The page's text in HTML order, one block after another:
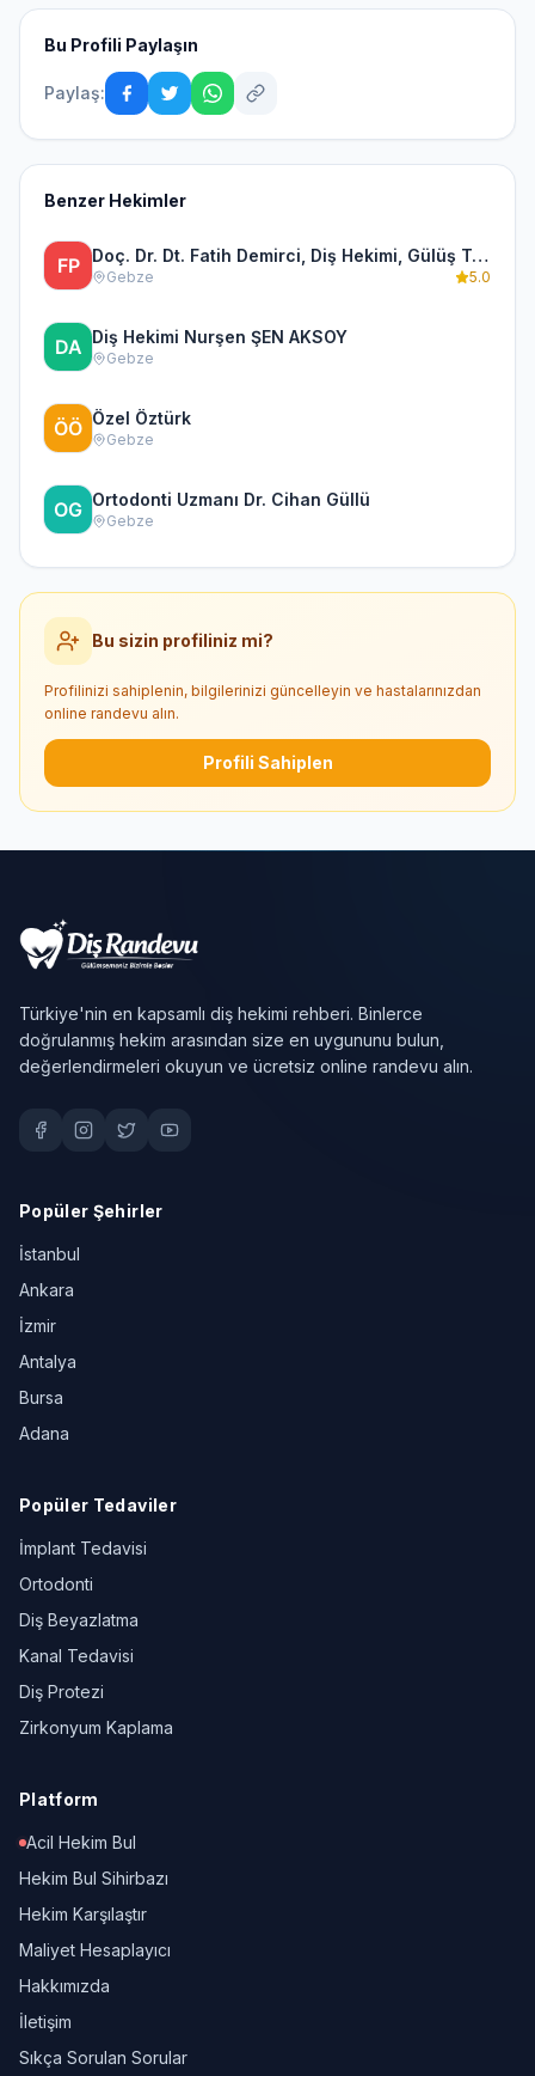
Bu Profili Paylaşın
Paylaş:
Benzer Hekimler
Doç. Dr. Dt. Fatih Demirci, Diş Hekimi, Gülüş Tasarımı, Çene Eklemi ve Protez
Gebze 5.0
Diş Hekimi Nurşen ŞEN AKSOY
Gebze
Özel Öztürk
Gebze
Ortodonti Uzmanı Dr. Cihan Güllü
Gebze
Bu sizin profiliniz mi?
Profilinizi sahiplenin, bilgilerinizi güncelleyin ve hastalarınızdan
online randevu alın.
Profili Sahiplen
Türkiye'nin en kapsamlı diş hekimi rehberi. Binlerce
doğrulanmış hekim arasından size en uygununu bulun,
değerlendirmeleri okuyun ve ücretsiz online randevu alın.
Popüler Şehirler
İstanbul
Ankara
İzmir
Antalya
Bursa
Adana
Popüler Tedaviler
İmplant Tedavisi
Ortodonti
Diş Beyazlatma
Kanal Tedavisi
Diş Protezi
Zirkonyum Kaplama
Platform
Acil Hekim Bul
Hekim Bul Sihirbazı
Hekim Karşılaştır
Maliyet Hesaplayıcı
Hakkımızda
İletişim
Sıkça Sorulan Sorular